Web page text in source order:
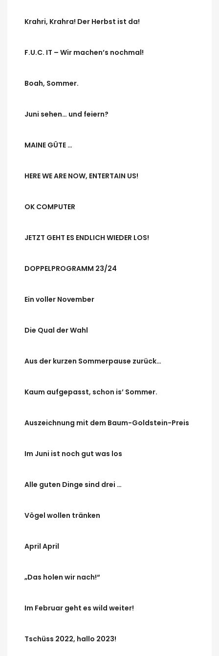
Krahri, Krahra! Der Herbst ist da!
F.U.C. IT – Wir machen’s nochmal!
Boah, Sommer.
Juni sehen… und feiern?
MAINE GÜTE …
HERE WE ARE NOW, ENTERTAIN US!
OK COMPUTER
JETZT GEHT ES ENDLICH WIEDER LOS!
DOPPELPROGRAMM 23/24
Ein voller November
Die Qual der Wahl
Aus der kurzen Sommerpause zurück…
Kaum aufgepasst, schon is’ Sommer.
Auszeichnung mit dem Baum-Goldstein-Preis
Im Juni ist noch gut was los
Alle guten Dinge sind drei …
Vögel wollen tränken
April April
„Das holen wir nach!“
Im Februar geht es wild weiter!
Tschüss 2022, hallo 2023!